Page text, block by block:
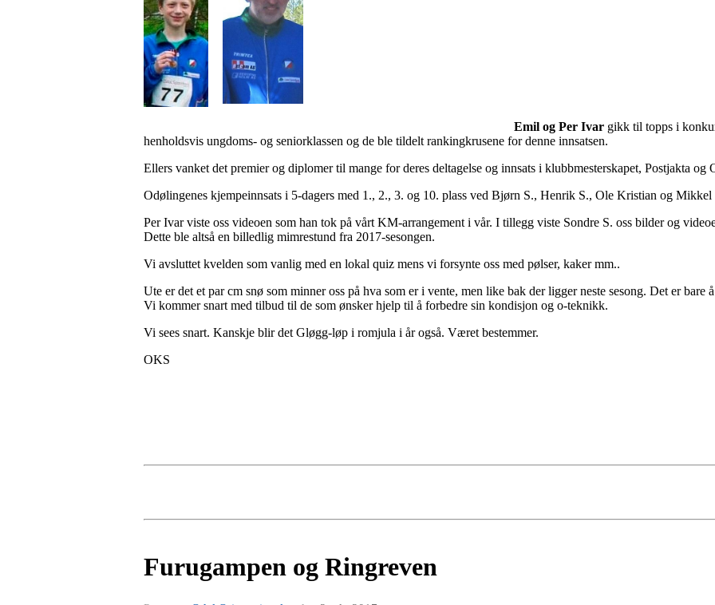
Emil og Per Ivar gikk til topps i
henholdsvis ungdoms- og seniorklassen og de ble tildelt rankingkrusene for denne innsatsen.
Ellers vanket det premier og diplomer til mange for deres deltagelse og innsats i klubbmesterskapet, Postjakta og
Odølingenes kjempeinnsats i 5-dagers med 1., 2., 3. og 10. plass ved Bjørn S., Henrik S., Ole Kristian og
Per Ivar viste oss videoen som han tok på vårt KM-arrangement i vår. I tillegg viste Sondre S. oss bilder og
Dette ble altså en billedlig mimrestund fra 2017-sesongen.
Vi avsluttet kvelden som vanlig med en lokal quiz mens vi forsynte oss med pølser, kaker mm..
Ute er det et par cm snø som minner oss på hva som er i vente, men like bak der ligger neste sesong. Det er bare
Vi kommer snart med tilbud til de som ønsker hjelp til å forbedre sin kondisjon og o-teknikk.
Vi sees snart. Kanskje blir det Gløgg-løp i romjula i år også. Været bestemmer.
OKS
Furugampen og Ringreven